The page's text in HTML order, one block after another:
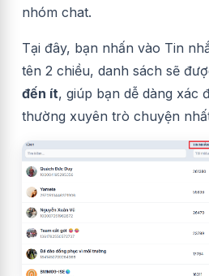
nhóm chat.
Tại đây, bạn nhấn vào Tin
tên 2 chiều, danh sách sẽ
đến ít, giúp bạn dễ dàng xác
thường xuyên trò chuyện